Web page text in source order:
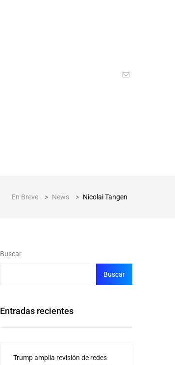
En Breve > News > Nicolai Tangen
Buscar
Buscar
Entradas recientes
Trump amplía revisión de redes